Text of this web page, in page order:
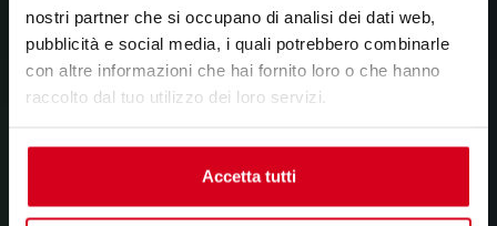
nostri partner che si occupano di analisi dei dati web,
pubblicità e social media, i quali potrebbero combinarle
con altre informazioni che hai fornito loro o che hanno
raccolto dal tuo utilizzo dei loro servizi.
Accetta tutti